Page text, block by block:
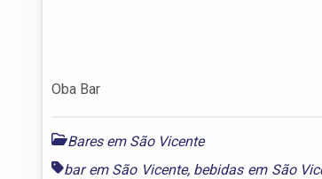
Oba Bar
Bares em São Vicente
bar em São Vicente, bebidas em São